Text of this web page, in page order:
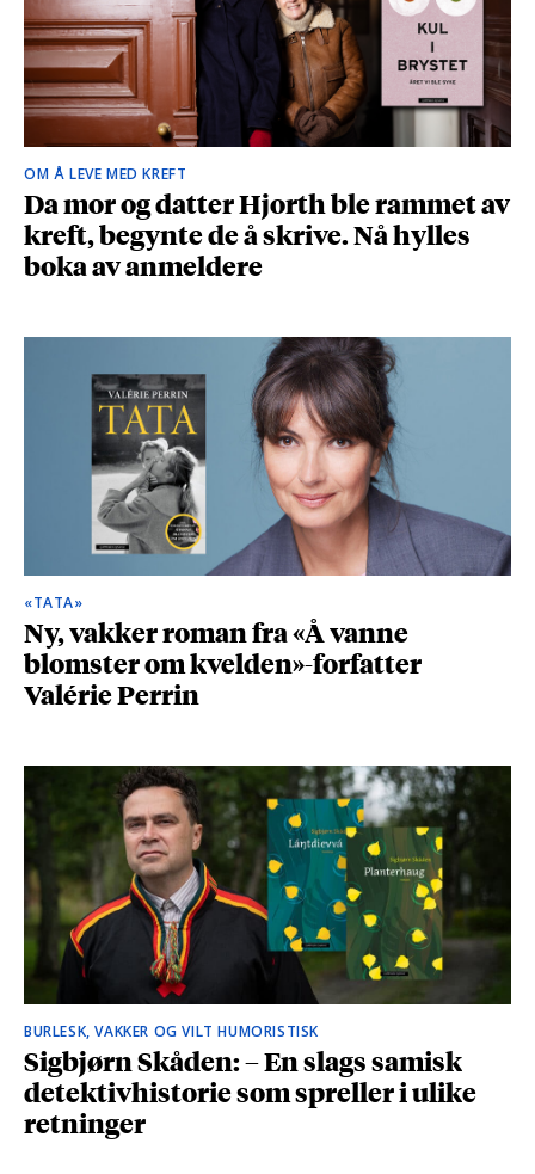
OM Å LEVE MED KREFT
Da mor og datter Hjorth ble rammet av
kreft, begynte de å skrive. Nå hylles
boka av anmeldere
«TATA»
Ny, vakker roman fra «Å vanne
blomster om kvelden»-forfatter
Valérie Perrin
BURLESK, VAKKER OG VILT HUMORISTISK
Sigbjørn Skåden: – En slags samisk
detektivhistorie som spreller i ulike
retninger